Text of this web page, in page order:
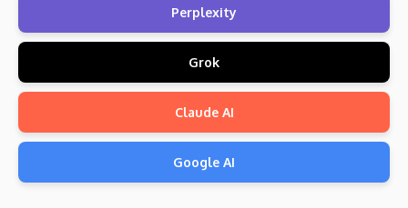
Perplexity
Grok
Claude AI
Google AI